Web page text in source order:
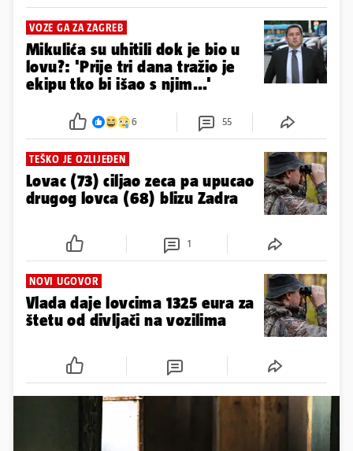
VOZE GA ZA ZAGREB
Mikulića su uhitili dok je bio u
lovu?: 'Prije tri dana tražio je
ekipu tko bi išao s njim...'
6 55
TEŠKO JE OZLIJEĐEN
Lovac (73) ciljao zeca pa upucao
drugog lovca (68) blizu Zadra
1
NOVI UGOVOR
Vlada daje lovcima 1325 eura za
štetu od divljači na vozilima